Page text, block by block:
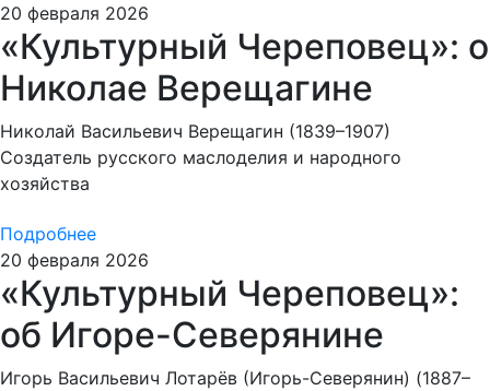
20 февраля 2026
«Культурный Череповец»: о
Николае Верещагине
Николай Васильевич Верещагин (1839–1907)
Создатель русского маслоделия и народного
хозяйства
Подробнее
20 февраля 2026
«Культурный Череповец»:
об Игоре-Северянине
Игорь Васильевич Лотарёв (Игорь-Северянин) (1887–